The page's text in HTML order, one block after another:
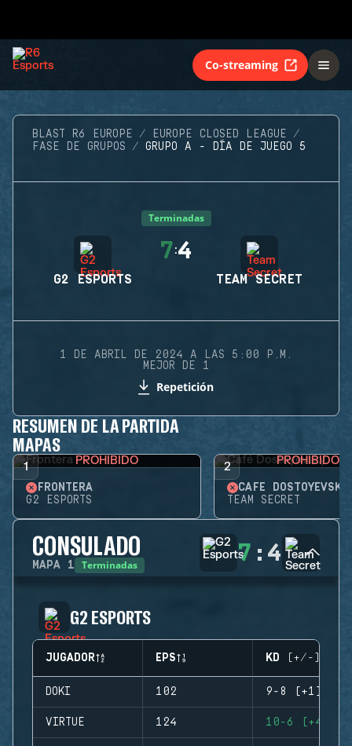
Co-streaming
BLAST R6 EUROPE
EUROPE CLOSED LEAGUE
FASE DE GRUPOS
GRUPO A - DÍA DE JUEGO 5
Terminadas
G2 ESPORTS
7:4
TEAM SECRET
1 DE ABRIL DE 2024 A LAS 5:00 P.M.
MEJOR DE 1
Repetición
RESUMEN DE LA PARTIDA
MAPAS
1 PROHIBIDO
FRONTERA
G2 ESPORTS
2 PROHIBIDO
CAFÉ DOSTOYEVSKY
TEAM SECRET
CONSULADO
MAPA 1 Terminadas 7 : 4
G2 ESPORTS
JUGADOR EPS KD (+/-)
DOKI 102 9-8 (+1)
VIRTUE 124 10-6 (+4)